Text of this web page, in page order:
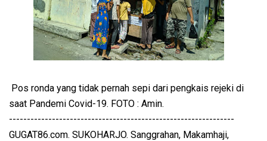
Pos ronda yang tidak pernah sepi dari pengkais rejeki di
saat Pandemi Covid-19. FOTO : Amin.
---------------------------------------------------------------
GUGAT86.com. SUKOHARJO. Sanggrahan, Makamhaji,